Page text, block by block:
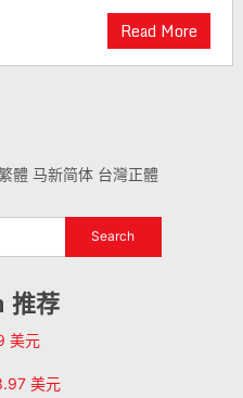
Read More
體 马新简体 台灣正體
推荐
美元
美元